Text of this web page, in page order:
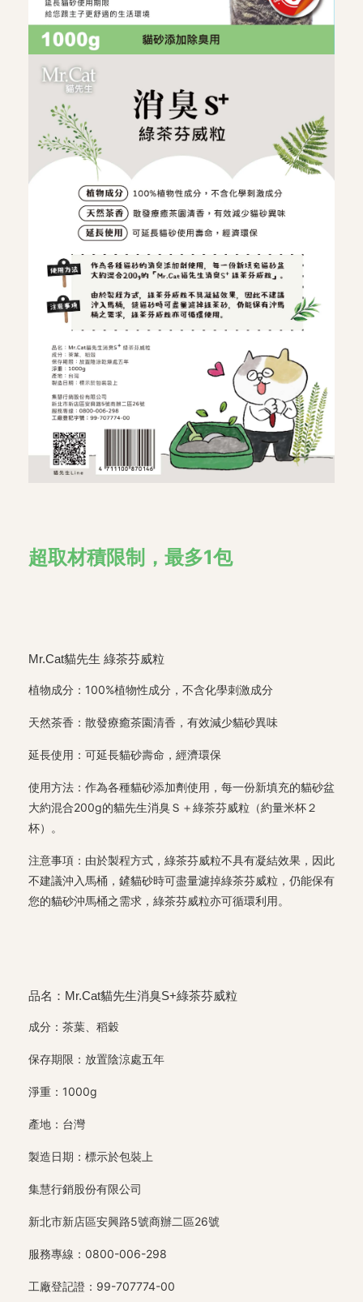
超取材積限制，最多1包
Mr.Cat貓先生 綠茶芬威粒
植物成分：100%植物性成分，不含化學刺激成分
天然茶香：散發療癒茶園清香，有效減少貓砂異味
延長使用：可延長貓砂壽命，經濟環保
使用方法：作為各種貓砂添加劑使用，每一份新填充的貓砂盆
大約混合200g的貓先生消臭Ｓ＋綠茶芬威粒（約量米杯２
杯）。
注意事項：由於製程方式，綠茶芬威粒不具有凝結效果，因此
不建議沖入馬桶，鏟貓砂時可盡量濾掉綠茶芬威粒，仍能保有
您的貓砂沖馬桶之需求，綠茶芬威粒亦可循環利用。
品名：Mr.Cat貓先生消臭S+綠茶芬威粒
成分：茶葉、稻穀
保存期限：放置陰涼處五年
淨重：1000g
產地：台灣
製造日期：標示於包裝上
集慧行銷股份有限公司
新北市新店區安興路5號商辦二區26號
服務專線：0800-006-298
工廠登記證：99-707774-00